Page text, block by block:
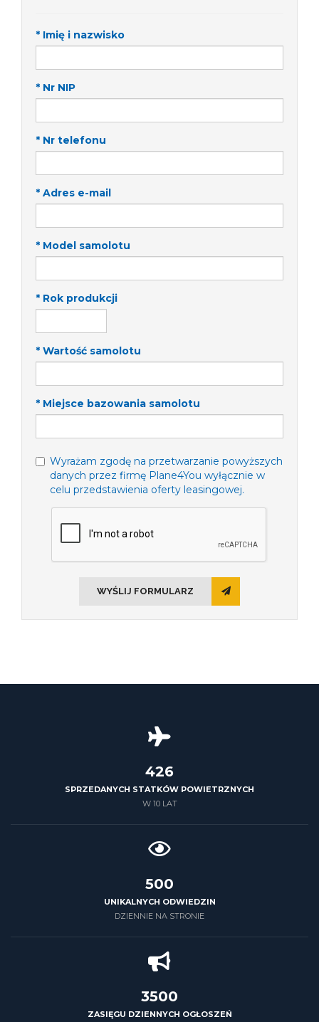
* Imię i nazwisko
* Nr NIP
* Nr telefonu
* Adres e-mail
* Model samolotu
* Rok produkcji
* Wartość samolotu
* Miejsce bazowania samolotu
Wyrażam zgodę na przetwarzanie powyższych
danych przez firmę Plane4You wyłącznie w
celu przedstawienia oferty leasingowej.
WYŚLIJ FORMULARZ
426
SPRZEDANYCH STATKÓW POWIETRZNYCH
W 10 LAT
500
UNIKALNYCH ODWIEDZIN
DZIENNIE NA STRONIE
3500
ZASIĘGU DZIENNYCH OGŁOSZEŃ